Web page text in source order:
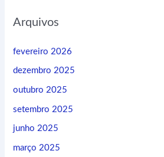
Arquivos
fevereiro 2026
dezembro 2025
outubro 2025
setembro 2025
junho 2025
março 2025